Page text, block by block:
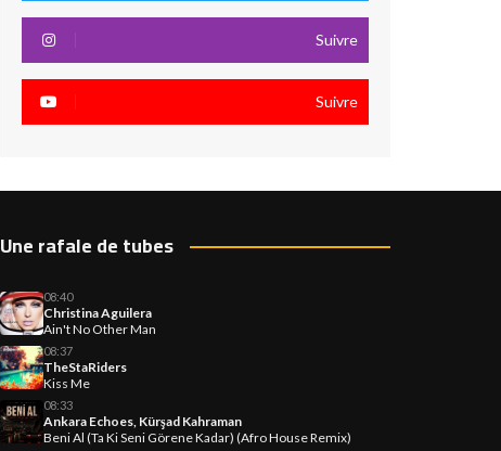
Suivre
Suivre
Une rafale de tubes
08:40
Christina Aguilera
Ain't No Other Man
08:37
TheStaRiders
Kiss Me
08:33
Ankara Echoes, Kürşad Kahraman
Beni Al (Ta Ki Seni Görene Kadar) (Afro House Remix)